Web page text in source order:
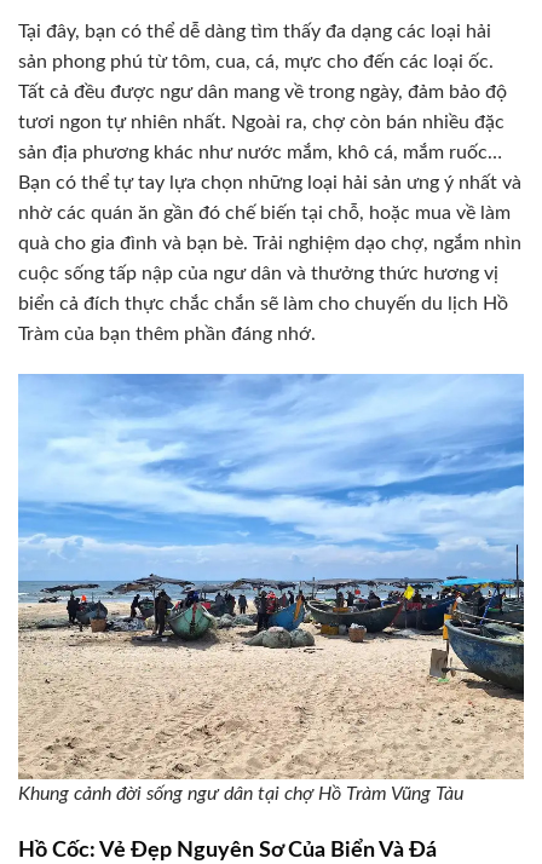
Tại đây, bạn có thể dễ dàng tìm thấy đa dạng các loại hải
sản phong phú từ tôm, cua, cá, mực cho đến các loại ốc.
Tất cả đều được ngư dân mang về trong ngày, đảm bảo độ
tươi ngon tự nhiên nhất. Ngoài ra, chợ còn bán nhiều đặc
sản địa phương khác như nước mắm, khô cá, mắm ruốc…
Bạn có thể tự tay lựa chọn những loại hải sản ưng ý nhất và
nhờ các quán ăn gần đó chế biến tại chỗ, hoặc mua về làm
quà cho gia đình và bạn bè. Trải nghiệm dạo chợ, ngắm nhìn
cuộc sống tấp nập của ngư dân và thưởng thức hương vị
biển cả đích thực chắc chắn sẽ làm cho chuyến du lịch Hồ
Tràm của bạn thêm phần đáng nhớ.
Khung cảnh đời sống ngư dân tại chợ Hồ Tràm Vũng Tàu
Hồ Cốc: Vẻ Đẹp Nguyên Sơ Của Biển Và Đá